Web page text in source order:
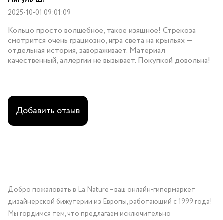
2025-10-01 09:01:09
Кольцо просто волшебное, такое изящное! Стрекоза
смотрится очень грациозно, игра света на крыльях —
отдельная история, завораживает. Материал
качественный, аллергии не вызывает. Покупкой довольна!
Добавить отзыв
Добро пожаловать в La Nature – ваш онлайн-гипермаркет
дизайнерской бижутерии из Европы, работающий с 1999 года!
Мы гордимся тем, что предлагаем исключительно